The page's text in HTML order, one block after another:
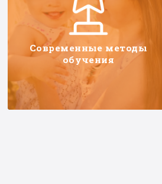
Современные методы
обучения